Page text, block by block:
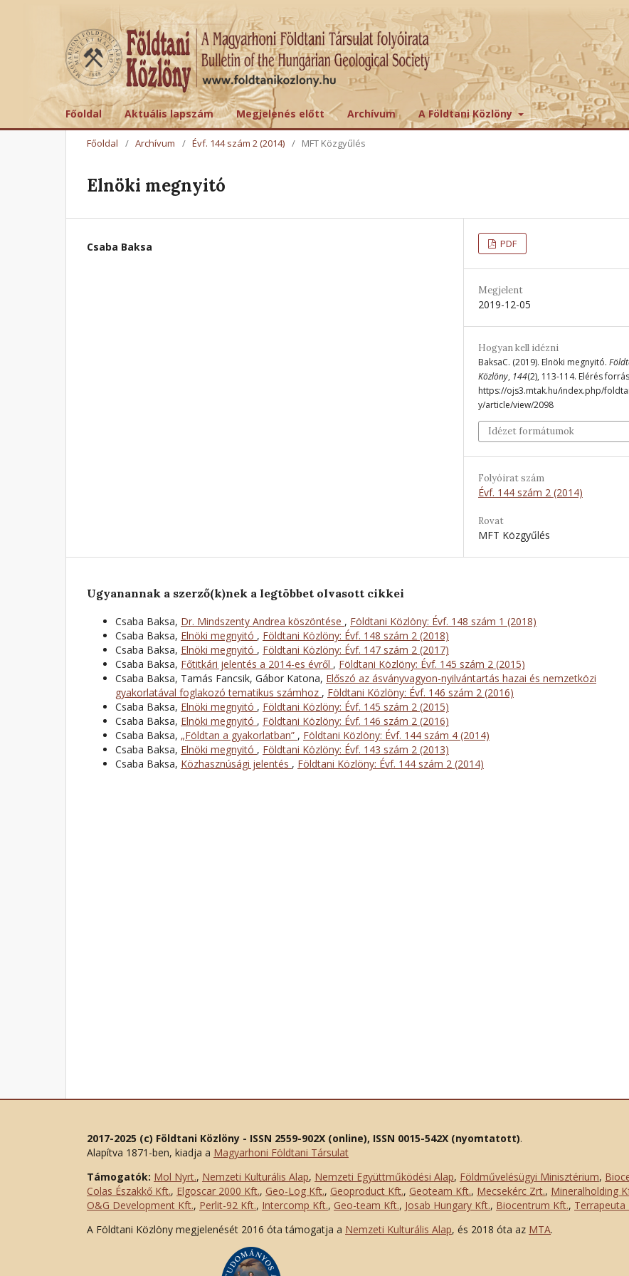
Főoldal Aktuális lapszám Megjelenés előtt Archívum A Földtani Közlöny
Főoldal / Archívum / Évf. 144 szám 2 (2014) / MFT Közgyűlés
Elnöki megnyitó
Csaba Baksa PDF
Megjelent
2019-12-05
Hogyan kell idézni
BaksaC. (2019). Elnöki megnyitó.
Közlöny, 144(2), 113-114. Elérés forrás
https://ojs3.mtak.hu/index.php/
y/article/view/2098
Idézet formátumok
Folyóirat szám
Évf. 144 szám 2 (2014)
Rovat
MFT Közgyűlés
Ugyanannak a szerző(k)nek a legtöbbet olvasott cikkei
Csaba Baksa, Dr. Mindszenty Andrea köszöntése , Földtani Közlöny: Évf. 148 szám 1 (2018)
Csaba Baksa, Elnöki megnyitó , Földtani Közlöny: Évf. 148 szám 2 (2018)
Csaba Baksa, Elnöki megnyitó , Földtani Közlöny: Évf. 147 szám 2 (2017)
Csaba Baksa, Főtitkári jelentés a 2014-es évről , Földtani Közlöny: Évf. 145 szám 2 (2015)
Csaba Baksa, Tamás Fancsik, Gábor Katona, Előszó az ásványvagyon-nyilvántartás hazai és nemzetközi
gyakorlatával foglakozó tematikus számhoz , Földtani Közlöny: Évf. 146 szám 2 (2016)
Csaba Baksa, Elnöki megnyitó , Földtani Közlöny: Évf. 145 szám 2 (2015)
Csaba Baksa, Elnöki megnyitó , Földtani Közlöny: Évf. 146 szám 2 (2016)
Csaba Baksa, „Földtan a gyakorlatban” , Földtani Közlöny: Évf. 144 szám 4 (2014)
Csaba Baksa, Elnöki megnyitó , Földtani Közlöny: Évf. 143 szám 2 (2013)
Csaba Baksa, Közhasznúsági jelentés , Földtani Közlöny: Évf. 144 szám 2 (2014)
2017-2025 (c) Földtani Közlöny - ISSN 2559-902X (online), ISSN 0015-542X (nyomtatott).
Alapítva 1871-ben, kiadja a Magyarhoni Földtani Társulat
Támogatók: Mol Nyrt., Nemzeti Kulturális Alap, Nemzeti Együttműködési Alap, Földművelésügyi Minisztérium,
Colas Északkő Kft., Elgoscar 2000 Kft., Geo-Log Kft., Geoproduct Kft., Geoteam Kft., Mecsekérc Zrt., Mineralholding
O&G Development Kft., Perlit-92 Kft., Intercomp Kft., Geo-team Kft., Josab Hungary Kft., Biocentrum Kft., Terrapeuta
A Földtani Közlöny megjelenését 2016 óta támogatja a Nemzeti Kulturális Alap, és 2018 óta az MTA.